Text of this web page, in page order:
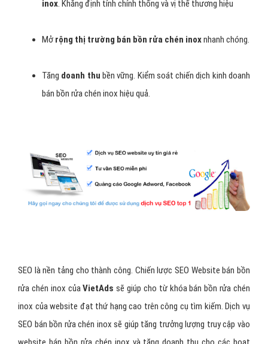
inox. Khẳng định tính chính thống và vị thế thương hiệu
Mở rộng thị trường bán bồn rửa chén inoxnhanh chóng.
Tăng doanh thu bền vững. Kiểm soát chiến dịch kinh doanh
bán bồn rửa chén inox hiệu quả.
SEO là nền tảng cho thành công. Chiến lược SEO Website bán bồn
rửa chén inox củaVietAds sẽ giúp cho từ khóa bán bồn rửa chén
inox của website đạt thứ hạng cao trên công cụ tìm kiếm. Dịch vụ
SEO bán bồn rửa chén inox sẽ giúp tăng trưởng lượng truy cập vào